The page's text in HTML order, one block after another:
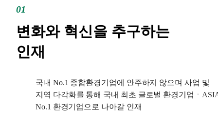
01
변화와 혁신을 추구하는
인재
국내 No.1 종합환경기업에 안주하지 않으며 사업 및
지역 다각화를 통해 국내 최초 글로벌 환경기업ㆍ
No.1 환경기업으로 나아갈 인재